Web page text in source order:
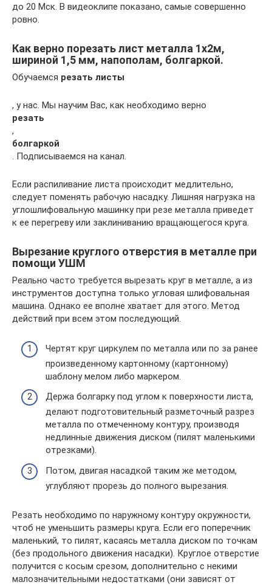
до 20 Мск. В видеоклипе показано, самые совершенно
ровно.
Как верно порезать лист металла 1х2м,
шириной 1,5 мм, напополам, болгаркой.
Обучаемся резать листы
, у нас. Мы научим Вас, как необходимо верно
резать
,
болгаркой
. Подписываемся на канал.
Если распиливание листа происходит медлительно,
следует поменять рабочую насадку. Лишняя нагрузка на
углошлифовальную машинку при резе металла приведет
к ее перегреву или заклиниванию вращающегося круга.
Вырезание круглого отверстия в металле при
помощи УШМ
Реально часто требуется вырезать круг в металле, а из
инструментов доступна только угловая шлифовальная
машина. Однако ее вполне хватает для этого. Метод
действий при всем этом последующий.
Чертят круг циркулем по металла или по за ранее
произведенному картонному (картонному)
шаблону мелом либо маркером.
Держа болгарку под углом к поверхности листа,
делают подготовительный разметочный разрез
металла по отмеченному контуру, производя
недлинные движения диском (пилят маленькими
отрезками).
Потом, двигая насадкой таким же методом,
углубляют прорезь до полного вырезания.
Резать необходимо по наружному контуру окружности,
чтоб не уменьшить размеры круга. Если его поперечник
маленький, то пилят, касаясь металла диском по точкам
(без продольного движения насадки). Круглое отверстие
получится с косым срезом, дополнительно с некими
малозначительными недостатками (они зависят от